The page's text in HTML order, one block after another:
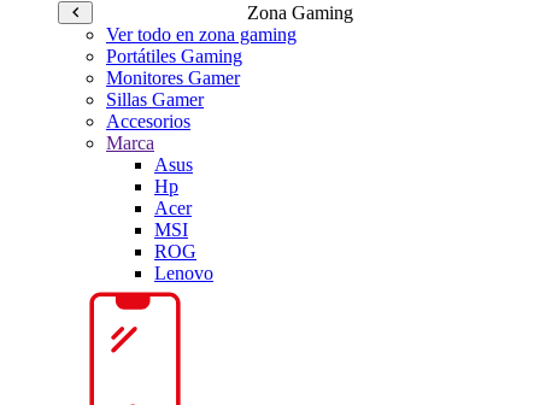
Zona Gaming
Ver todo en zona gaming
Portátiles Gaming
Monitores Gamer
Sillas Gamer
Accesorios
Marca
Asus
Hp
Acer
MSI
ROG
Lenovo